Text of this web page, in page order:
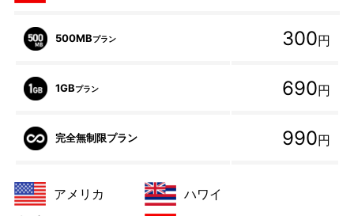
500MBプラン 300円
1GBプラン 690円
完全無制限プラン 990円
アメリカ
ハワイ